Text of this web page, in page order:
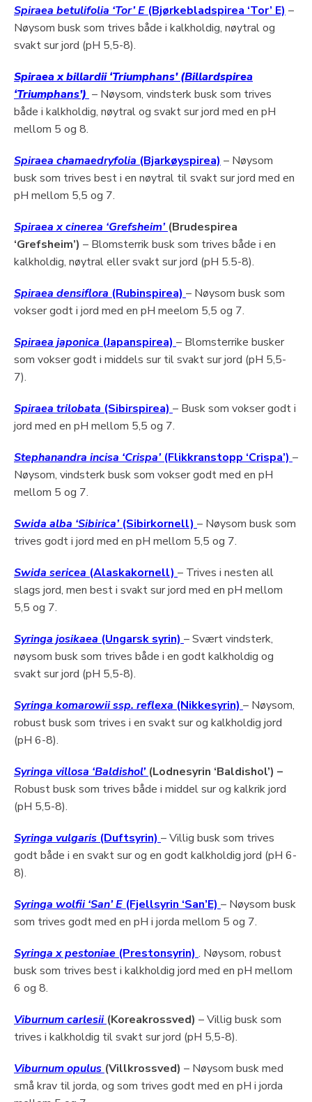
Spiraea betulifolia ‘Tor’ E (Bjørkebladspirea ‘Tor’ E) –
Nøysom busk som trives både i kalkholdig, nøytral og
svakt sur jord (pH 5,5-8).
Spiraea x billardii ‘Triumphans’(Billardspirea
‘Triumphans’) – Nøysom, vindsterk busk som trives
både i kalkholdig, nøytral og svakt sur jord med en pH
mellom 5 og 8.
Spiraea chamaedryfolia (Bjarkøyspirea) – Nøysom
busk som trives best i en nøytral til svakt sur jord med en
pH mellom 5,5 og 7.
Spiraea x cinerea ‘Grefsheim’ (Brudespirea
‘Grefsheim’) – Blomsterrik busk som trives både i en
kalkholdig, nøytral eller svakt sur jord (pH 5.5-8).
Spiraea densiflora (Rubinspirea) – Nøysom busk som
vokser godt i jord med en pH meelom 5,5 og 7.
Spiraea japonica (Japanspirea) – Blomsterrike busker
som vokser godt i middels sur til svakt sur jord (pH 5,5-
7).
Spiraea trilobata (Sibirspirea) – Busk som vokser godt i
jord med en pH mellom 5,5 og 7.
Stephanandra incisa ‘Crispa’ (Flikkranstopp ‘Crispa’) –
Nøysom, vindsterk busk som vokser godt med en pH
mellom 5 og 7.
Swida alba ‘Sibirica’ (Sibirkornell) – Nøysom busk som
trives godt i jord med en pH mellom 5,5 og 7.
Swida sericea (Alaskakornell) – Trives i nesten all
slags jord, men best i svakt sur jord med en pH mellom
5,5 og 7.
Syringa josikaea (Ungarsk syrin) – Svært vindsterk,
nøysom busk som trives både i en godt kalkholdig og
svakt sur jord (pH 5,5-8).
Syringa komarowii ssp. reflexa (Nikkesyrin) – Nøysom,
robust busk som trives i en svakt sur og kalkholdig jord
(pH 6-8).
Syringa villosa ‘Baldishol’ (Lodnesyrin ‘Baldishol’) –
Robust busk som trives både i middel sur og kalkrik jord
(pH 5,5-8).
Syringa vulgaris (Duftsyrin) – Villig busk som trives
godt både i en svakt sur og en godt kalkholdig jord (pH 6-
8).
Syringa wolfii ‘San’ E (Fjellsyrin ‘San’E) – Nøysom busk
som trives godt med en pH i jorda mellom 5 og 7.
Syringa x pestoniae (Prestonsyrin) . Nøysom, robust
busk som trives best i kalkholdig jord med en pH mellom
6 og 8.
Viburnum carlesii (Koreakrossved) – Villig busk som
trives i kalkholdig til svakt sur jord (pH 5,5-8).
Viburnum opulus (Villkrossved) – Nøysom busk med
små krav til jorda, og som trives godt med en pH i jorda